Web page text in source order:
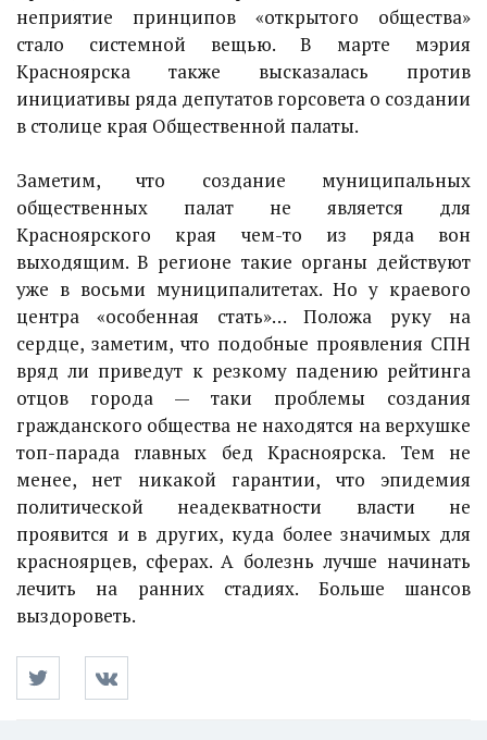
неприятие принципов «открытого общества»
стало системной вещью. В марте мэрия
Красноярска также высказалась против
инициативы ряда депутатов горсовета о создании
в столице края Общественной палаты.
Заметим, что создание муниципальных
общественных палат не является для
Красноярского края чем-то из ряда вон
выходящим. В регионе такие органы действуют
уже в восьми муниципалитетах. Но у краевого
центра «особенная стать»… Положа руку на
сердце, заметим, что подобные проявления СПН
вряд ли приведут к резкому падению рейтинга
отцов города — таки проблемы создания
гражданского общества не находятся на верхушке
топ-парада главных бед Красноярска. Тем не
менее, нет никакой гарантии, что эпидемия
политической неадекватности власти не
проявится и в других, куда более значимых для
красноярцев, сферах. А болезнь лучше начинать
лечить на ранних стадиях. Больше шансов
выздороветь.